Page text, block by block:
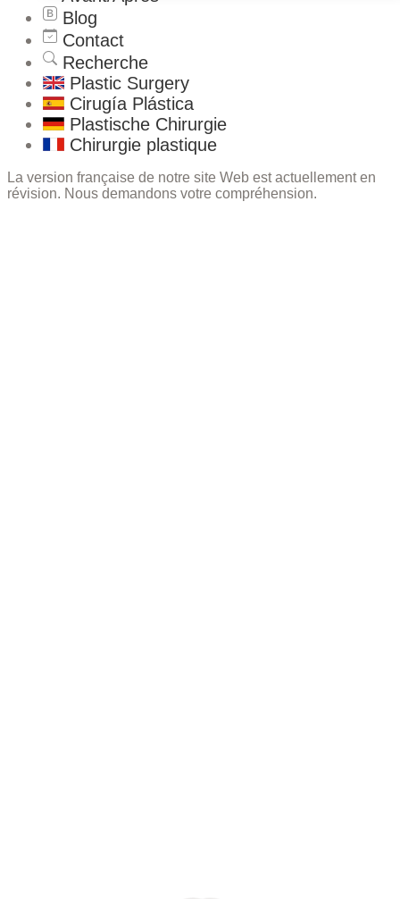
Blog
Contact
Recherche
Plastic Surgery
Cirugía Plástica
Plastische Chirurgie
Chirurgie plastique
La version française de notre site Web est actuellement en
révision. Nous demandons votre compréhension.